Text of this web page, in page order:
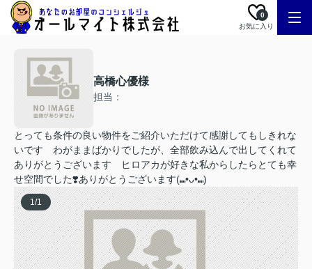
お気に入り
0
高橋心優様
担当：
とっても条件の良い物件をご紹介いただけて感謝してもしきれな
いです わがままばかりでしたが、全部飲み込んで出してくれて
ありがとうございます ヒロアカが好きな私からしたらとても幸
せ空間でした❣️ありがとうございます(⑉•ᴗ•⑉)
1/1